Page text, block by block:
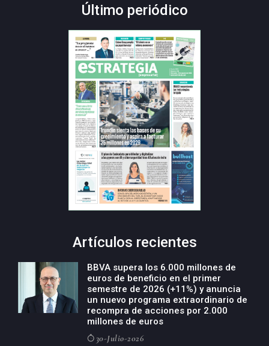
Último periódico
Artículos recientes
BBVA supera los 6.000 millones de
euros de beneficio en el primer
semestre de 2026 (+11%) y anuncia
un nuevo programa extraordinario de
recompra de acciones por 2.000
millones de euros
30-Julio-2026